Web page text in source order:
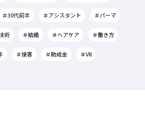
＃30代前半 ＃アシスタント ＃パーマ
術 ＃結婚 ＃ヘアケア ＃働き方
＃接客 ＃助成金 ＃VR